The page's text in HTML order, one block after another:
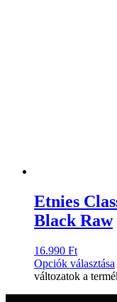
Etnies
Black Raw
16.990 Ft
Opciók választása
változatok a